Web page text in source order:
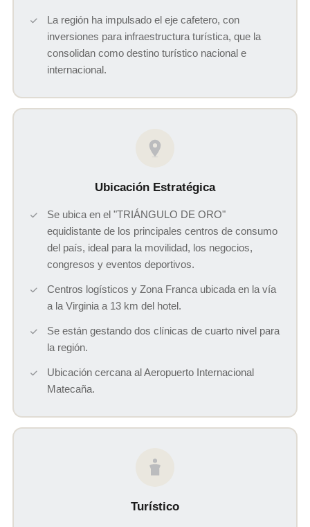
La región ha impulsado el eje cafetero, con
inversiones para infraestructura turística, que la
consolidan como destino turístico nacional e
internacional.
Ubicación Estratégica
Se ubica en el "TRIÁNGULO DE ORO"
equidistante de los principales centros de consumo
del país, ideal para la movilidad, los negocios,
congresos y eventos deportivos.
Centros logísticos y Zona Franca ubicada en la vía
a la Virginia a 13 km del hotel.
Se están gestando dos clínicas de cuarto nivel para
la región.
Ubicación cercana al Aeropuerto Internacional
Matecaña.
Turístico